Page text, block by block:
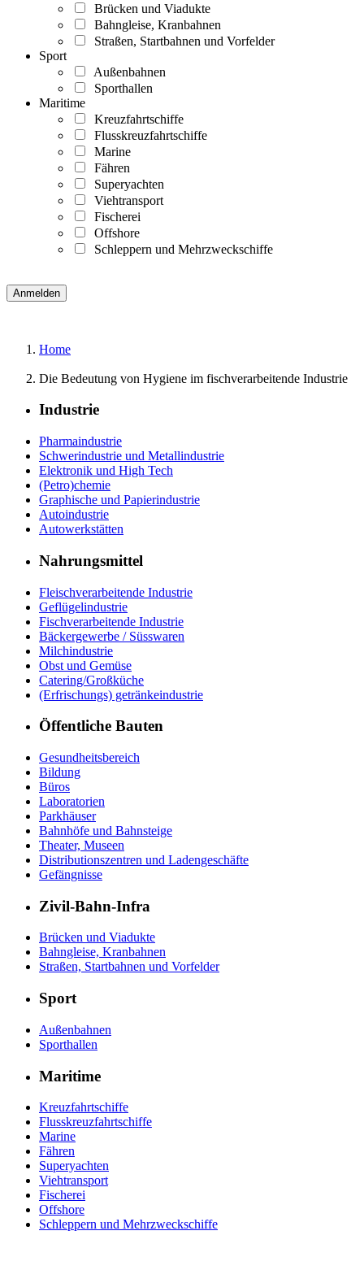
Brücken und Viadukte
Bahngleise, Kranbahnen
Straßen, Startbahnen und Vorfelder
Sport
Außenbahnen
Sporthallen
Maritime
Kreuzfahrtschiffe
Flusskreuzfahrtschiffe
Marine
Fähren
Superyachten
Viehtransport
Fischerei
Offshore
Schleppern und Mehrzweckschiffe
Home
Die Bedeutung von Hygiene im fischverarbeitende Industrie
Industrie
Pharmaindustrie
Schwerindustrie und Metallindustrie
Elektronik und High Tech
(Petro)chemie
Graphische und Papierindustrie
Autoindustrie
Autowerkstätten
Nahrungsmittel
Fleischverarbeitende Industrie
Geflügelindustrie
Fischverarbeitende Industrie
Bäckergewerbe / Süsswaren
Milchindustrie
Obst und Gemüse
Catering/Großküche
(Erfrischungs) getränkeindustrie
Öffentliche Bauten
Gesundheitsbereich
Bildung
Büros
Laboratorien
Parkhäuser
Bahnhöfe und Bahnsteige
Theater, Museen
Distributionszentren und Ladengeschäfte
Gefängnisse
Zivil-Bahn-Infra
Brücken und Viadukte
Bahngleise, Kranbahnen
Straßen, Startbahnen und Vorfelder
Sport
Außenbahnen
Sporthallen
Maritime
Kreuzfahrtschiffe
Flusskreuzfahrtschiffe
Marine
Fähren
Superyachten
Viehtransport
Fischerei
Offshore
Schleppern und Mehrzweckschiffe